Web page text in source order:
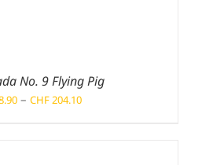
No. 9 Flying Pig
– CHF204.10Preisspanne: